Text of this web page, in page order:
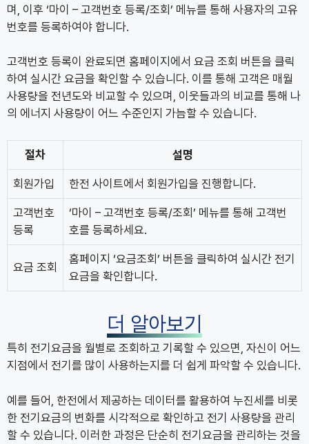
며, 이후 ‘마이 – 고객번호 등록/조회’ 메뉴를 통해 사용자의 고유
번호를 등록하여야 합니다.
고객번호 등록이 완료되면 홈페이지에서 요금 조회 버튼을 클릭
하여 실시간 요금을 확인할 수 있습니다. 이를 통해 고객은 매월
사용량을 전년도와 비교할 수 있으며, 이웃들과의 비교를 통해 나
의 에너지 사용량이 어느 수준인지 가늠할 수 있습니다.
절차 설명
회원가입 한전 사이트에서 회원가입을 진행합니다.
고객번호
등록
‘마이 – 고객번호 등록/조회’ 메뉴를 통해 고객번
호를 등록하세요.
요금 조회
홈페이지 ‘요금조회’ 버튼을 클릭하여 실시간 전기
요금을 확인합니다.
더 알아보기
특히 전기요금을 월별로 조회하고 기록할 수 있으면, 자신이 어느
지점에서 전기를 많이 사용하는지를 더 쉽게 파악할 수 있습니다.
예를 들어, 한전에서 제공하는 데이터를 활용하여 누진세를 비롯
한 전기요금의 변화를 시각적으로 확인하고 전기 사용량을 관리
할 수 있습니다. 이러한 과정은 단순히 전기요금을 관리하는 것을